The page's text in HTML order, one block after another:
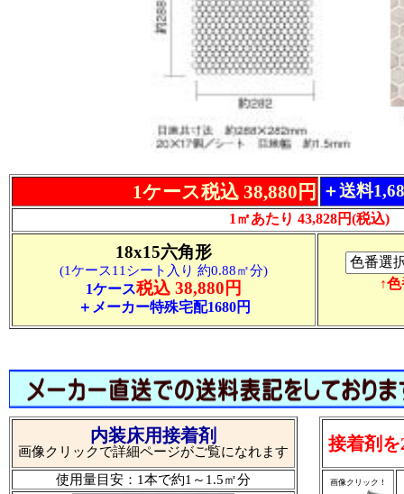
1ケース税込 38,880円 ＋送料
1㎡あたり 43,828円(税込)
18x15六角形
(1ケース11シート入り 約0.88㎡分)
1ケース税込 38,880円
＋メーカー特殊宅配1680円
↑
内装床用接着剤
画像クリックで詳細ページがご覧になれます
使用量目安：1本で約1～1.5㎡分
接着剤
画像クリック！